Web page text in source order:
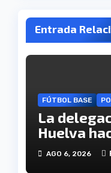
Entrada
FÚTBOL BASE
La
Huelva
juvenil
AGO 6, 2026